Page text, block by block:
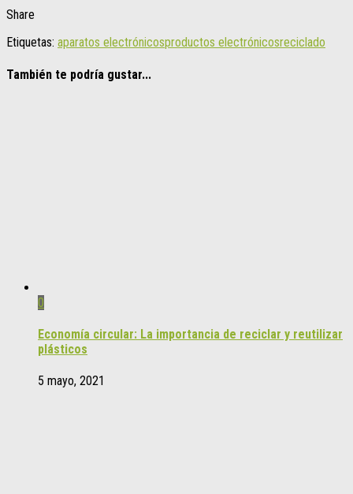
Share
Etiquetas: aparatos electrónicosproductos electrónicosreciclado
También te podría gustar...
0
Economía circular: La importancia de reciclar y reutilizar
plásticos
5 mayo, 2021